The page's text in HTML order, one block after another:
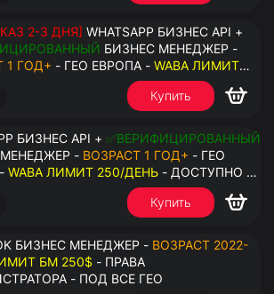
2-3 ДНЯ] WHATSAPP БИЗНЕС API +
БИЗНЕС МЕНЕДЖЕР -
1 ГОД+ - ГЕО ЕВРОПА - WABA ЛИМИТ
- ДОСТУПНО К ПРИВЯЗКЕ ДО 20
- ПРАВА АДМИНИСТРАТОРА
Купить
БИЗНЕС API + ✅ВЕРИФИЦИРОВАННЫЙ
- ВОЗРАСТ 1 ГОД+ - ГЕО
WABA ЛИМИТ 250/ДЕНЬ - ДОСТУПНО К
ДО 2 НОМЕРОВ - ПРАВА
Купить
БИЗНЕС МЕНЕДЖЕР - ВОЗРАСТ 2022-
БМ 250$ - ПРАВА
- ПОД ВСЕ ГЕО